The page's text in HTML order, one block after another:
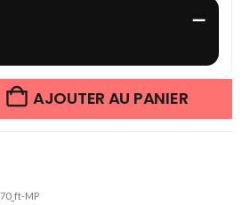
—
AJOUTER AU PANIER
MP